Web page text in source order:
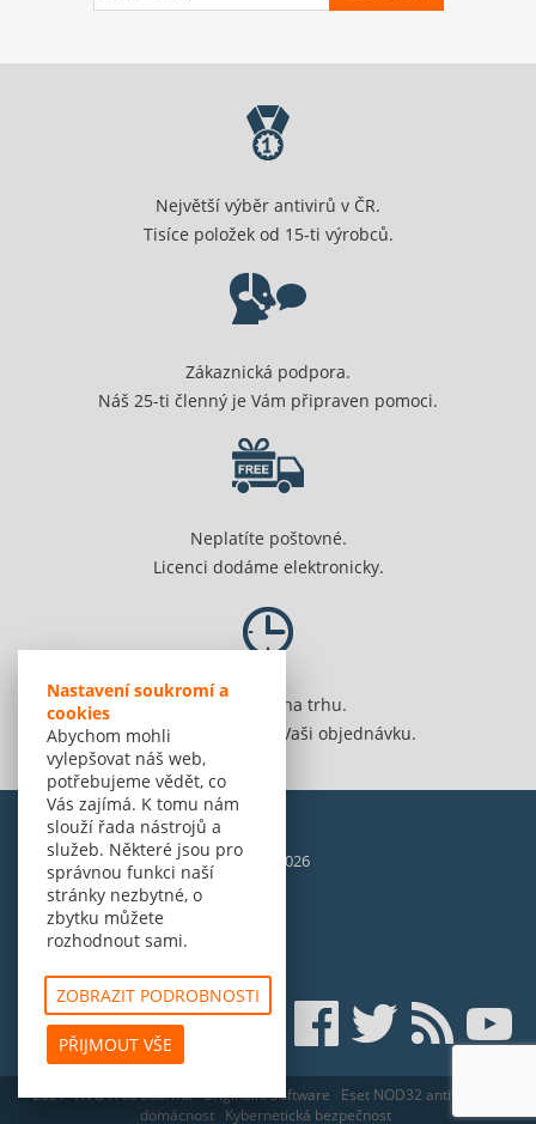
Nastavení soukromí a
cookies
Abychom mohli
vylepšovat náš web,
potřebujeme vědět, co
Vás zajímá. K tomu nám
slouží řada nástrojů a
služeb. Některé jsou pro
správnou funkci naší
stránky nezbytné, o
zbytku můžete
rozhodnout sami.
ZOBRAZIT PODROBNOSTI
PŘIJMOUT VŠE
Největší výběr antivirů v ČR.
Tisíce položek od 15-ti výrobců.
Zákaznická podpora.
Náš 25-ti členný je Vám připraven pomoci.
Neplatíte poštovné.
Licenci dodáme elektronicky.
Jsme 20 let na trhu.
Spolehlivě vyřídíme Vaši objednávku.
© Amenit Software Solutions, 1998 - 2026
Powered bynopCommerce
ESET AVG Free zdarma Originální Software
Eset NOD32 antivirus pro
domácnost Kybernetická bezpečnost